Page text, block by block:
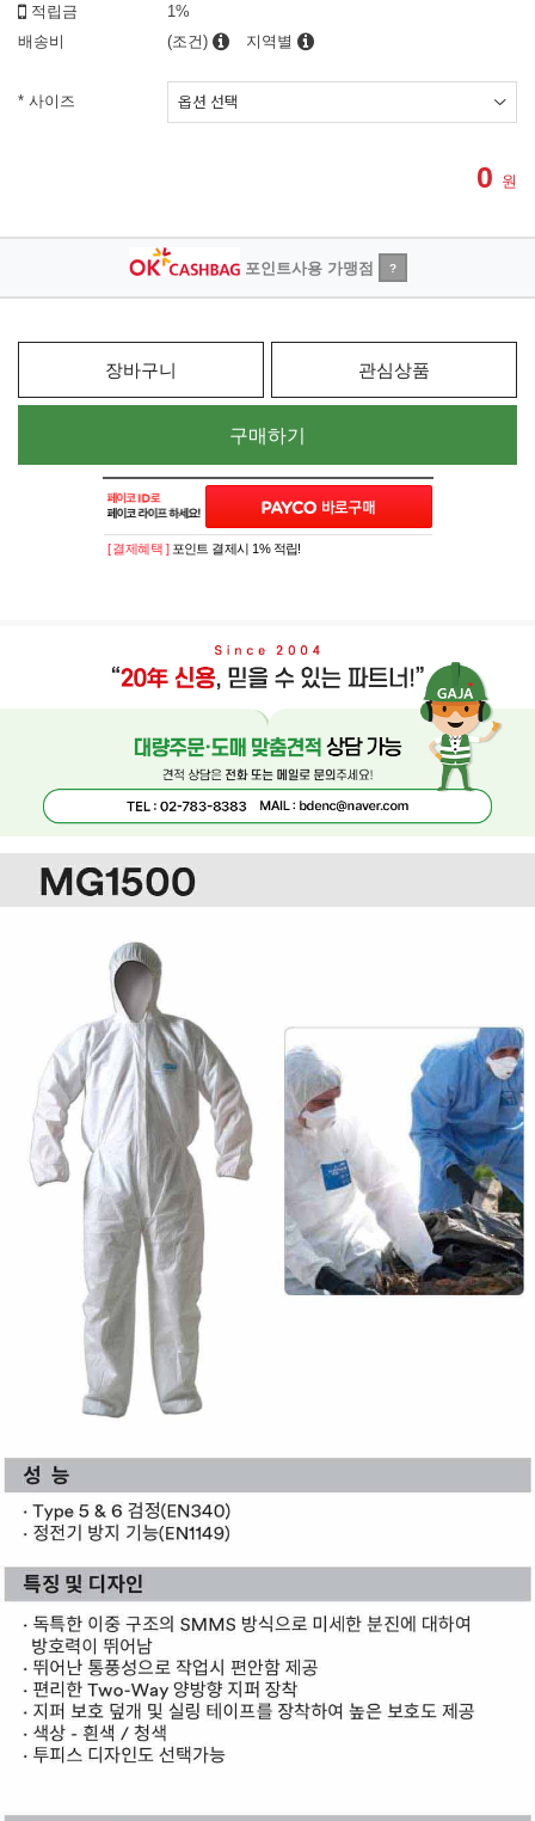
적립금
1%
배송비
(조건) 지역별
* 사이즈
0 원
포인트사용 가맹점 ?
장바구니 관심상품
구매하기
페이코 ID로 페
PAYCO 바로구매
[ 결제혜택 ] 포인트 결제시 1% 적립!